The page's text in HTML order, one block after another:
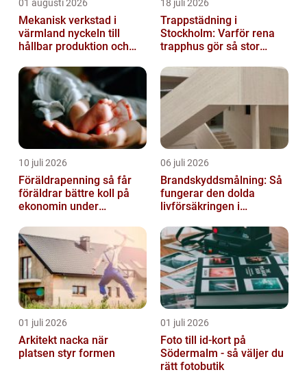
01 augusti 2026
Mekanisk verkstad i
värmland nyckeln till
hållbar produktion och
18 juli 2026
Trappstädning i
Stockholm: Varför rena
trapphus gör så stor
10 juli 2026
Föräldrapenning så får
föräldrar bättre koll på
ekonomin under
06 juli 2026
Brandskyddsmålning: Så
fungerar den dolda
livförsäkringen i
01 juli 2026
Arkitekt nacka när
platsen styr formen
01 juli 2026
Foto till id-kort på
Södermalm - så väljer du
rätt fotobutik